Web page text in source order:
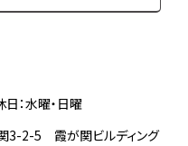
水曜・日曜
3-2-5 霞が関ビルディング